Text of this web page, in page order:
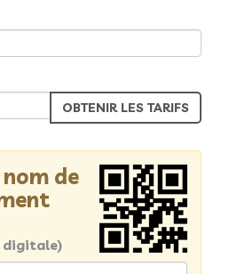
de
digitale)